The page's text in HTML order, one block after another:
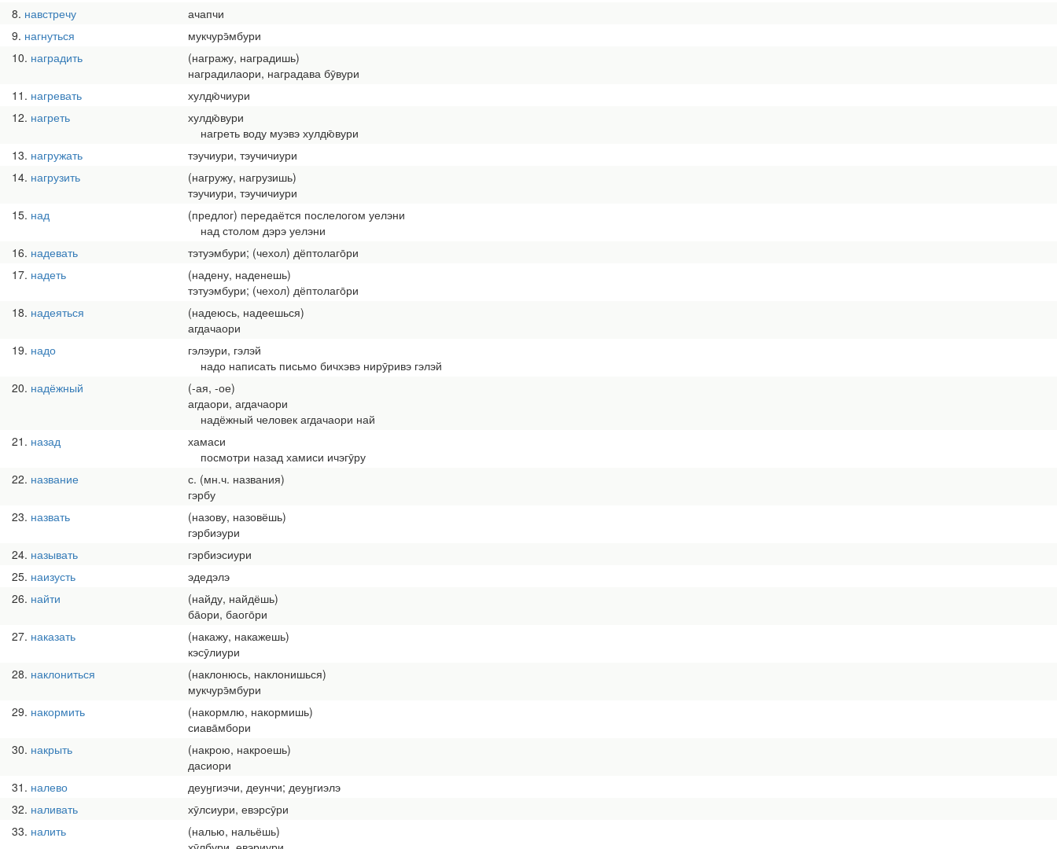
8 навстречу
ачапчи
9 нагнуться
мукчурэ̄мбури
10 наградить
(награжу, наградишь)
наградилаори, наградава бӯвури
11 нагревать
хулдю̄чиури
12 нагреть
хулдю̄вури
нагреть воду муэвэ хулдю̄вури
13 нагружать
тэучиури, тэучичиури
14 нагрузить
(нагружу, нагрузишь)
тэучиури, тэучичиури
15 над
(предлог) передаётся послелогом уелэни
над столом дэрэ уелэни
16 надевать
тэтуэмбури; (чехол) дёптолаго̄ри
17 надеть
(надену, наденешь)
тэтуэмбури; (чехол) дёптолаго̄ри
18 надеяться
(надеюсь, надеешься)
агдачаори
19 надо
гэлэури, гэлэй
надо написать письмо бичхэвэ нирӯривэ гэлэй
20 надёжный
(-ая, -ое)
агдаори, агдачаори
надёжный человек агдачаори най
21 назад
хамаси
посмотри назад хамиси ичэгӯру
22 название
с. (мн.ч. названия)
гэрбу
23 назвать
(назову, назовёшь)
гэрбиэури
24 называть
гэрбиэсиури
25 наизусть
эдедэлэ
26 найти
(найду, найдёшь)
ба̄ори, баого̄ри
27 наказать
(накажу, накажешь)
кэсӯлиури
28 наклониться
(наклонюсь, наклонишься)
мукчурэ̄мбури
29 накормить
(накормлю, накормишь)
сиава̄мбори
30 накрыть
(накрою, накроешь)
дасиори
31 налево
деуӈгиэчи, деунчи; деуӈгиэлэ
32 наливать
хӯлсиури, евэрсӯри
33 налить
(налью, нальёшь)